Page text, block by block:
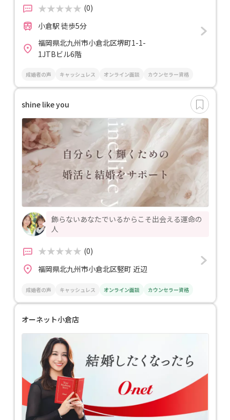
(0)
小倉駅 徒歩5分
福岡県北九州市小倉北区堺町1-1-
1JTBビル6階
成婚者の声 キャッシュレス オンライン面談 カウンセラー資格
shine like you
飾らないあなたでいるからこそ出会える運命の
人
(0)
福岡県北九州市小倉北区竪町 近辺
成婚者の声 キャッシュレス オンライン面談 カウンセラー資格
オーネット小倉店